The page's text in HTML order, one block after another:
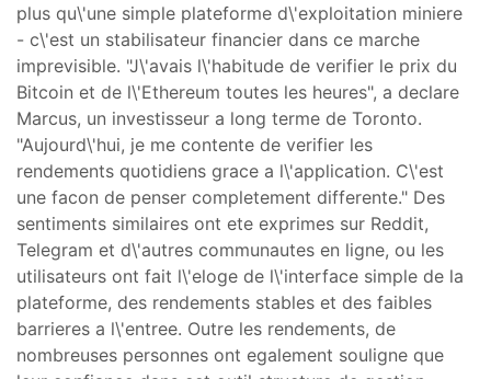
plus qu\'une simple plateforme d\'exploitation miniere
- c\'est un stabilisateur financier dans ce marche
imprevisible. "J\'avais l\'habitude de verifier le prix du
Bitcoin et de l\'Ethereum toutes les heures", a declare
Marcus, un investisseur a long terme de Toronto.
"Aujourd\'hui, je me contente de verifier les
rendements quotidiens grace a l\'application. C\'est
une facon de penser completement differente." Des
sentiments similaires ont ete exprimes sur Reddit,
Telegram et d\'autres communautes en ligne, ou les
utilisateurs ont fait l\'eloge de l\'interface simple de la
plateforme, des rendements stables et des faibles
barrieres a l\'entree. Outre les rendements, de
nombreuses personnes ont egalement souligne que